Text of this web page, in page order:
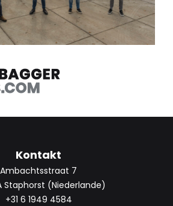
Kontakt
Ambachtsstraat 7
Staphorst (Niederlande)
+31 6 1949 4584